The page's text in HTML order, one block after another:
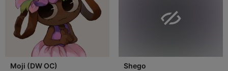
Moji (DW OC)

Shego